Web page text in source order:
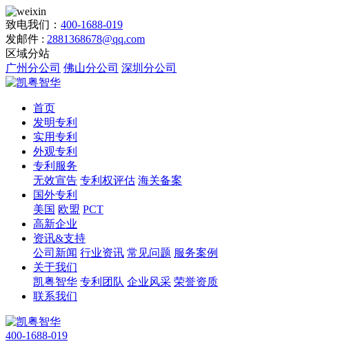
致电我们： 400-1688-019
发邮件 : 2881368678@qq.com
区域分站
广州分公司 佛山分公司 深圳分公司
首页
发明专利
实用专利
外观专利
专利服务
无效宣告 专利权评估 海关备案
国外专利
美国 欧盟 PCT
高新企业
资讯&支持
公司新闻 行业资讯 常见问题 服务案例
关于我们
凯粤智华 专利团队 企业风采 荣誉资质
联系我们
400-1688-019